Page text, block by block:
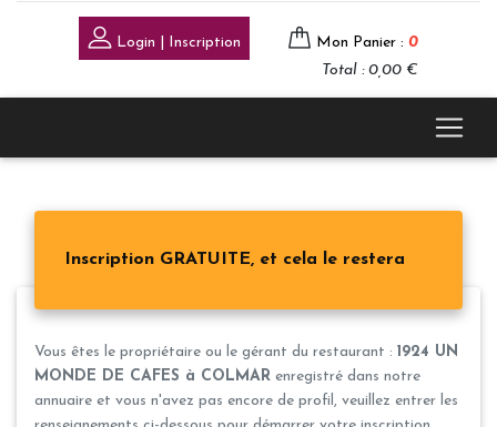
Login | Inscription Mon Panier : 0
Total : 0,00 €
Inscription GRATUITE, et cela le restera
Vous êtes le propriétaire ou le gérant du restaurant : 1924 UN
MONDE DE CAFES à COLMAR enregistré dans notre
annuaire et vous n'avez pas encore de profil, veuillez entrer les